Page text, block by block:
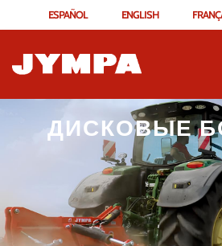
ESPAÑOL ENGLISH
ДИСКОВЫЕ